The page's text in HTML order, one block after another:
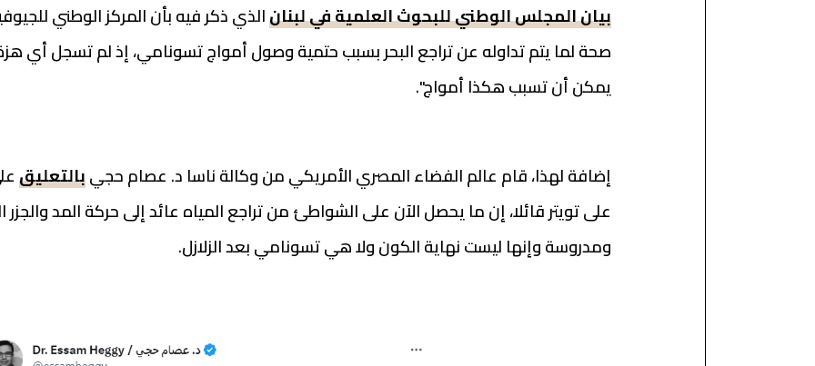
بيان المجلس الوطني للبحوث العلمية في لبنانالذي ذكر فيه بأن المركز الوطني
صحة لما يتم تداوله عن تراجع البحر بسبب حتمية وصول أمواج تسونامي، إذ لم تسجل أي
يمكن أن تسبب هكذا أمواج".
إضافة لهذا، قام عالم الفضاء المصري الأمريكي من وكالة ناسا د. عصام حجيبالتعليق
على تويتر قائلا، إن ما يحصل الآن على الشواطئ من تراجع المياه عائد إلى حركة المد
ومدروسة وإنها ليست نهاية الكون ولا هي تسونامي بعد الزلازل.